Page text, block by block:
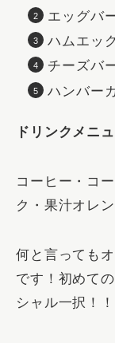
エッグバ
ハムエッ
チーズバ
ハンバー
ドリンクメニュ
コーヒー・コ
ク・果汁オレ
何と言っても
です！初めて
シャル一択！！